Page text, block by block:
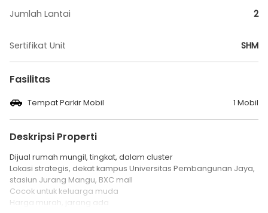
Jumlah Lantai 2
Sertifikat Unit SHM
Fasilitas
Tempat Parkir Mobil 1 Mobil
Deskripsi Properti
Dijual rumah mungil, tingkat, dalam cluster
Lokasi strategis, dekat kampus Universitas Pembangunan Jaya,
stasiun Jurang Mangu, BXC mall
Cocok untuk keluarga muda
Harga murah, jarang ada